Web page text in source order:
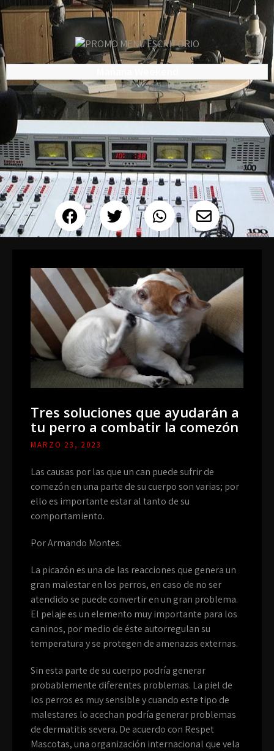
Tres soluciones que ayudarán a
tu perro a combatir la comezón
MARZO 23, 2023
Las causas por las que un can puede sufrir de
comezón en una parte de su cuerpo son varias; por
ello es importante estar al tanto de su
comportamiento.
Por Armando Montes.
La picazón es una de las reacciones que genera un
gran malestar en los perros, en caso de no ser
atendido se puede convertir en un gran problema.
El pelaje es un elemento muy importante para los
caninos, por medio de éste autorregulan su
temperatura y se protegen de amenazas externas.
Sin esta parte de su cuerpo podría generar
probablemente diferentes problemas. La piel de
los perros es muy sensible y cuando este tipo de
malestares lo acechan podría generar problemas
de dermatitis severa. De acuerdo con Respet
Mascotas, una organización internacional que vela